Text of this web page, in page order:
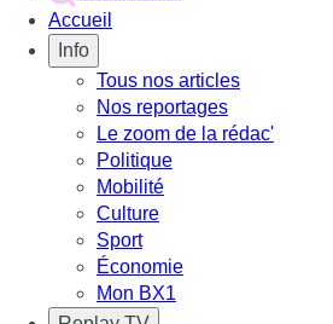
Accueil
Info
Tous nos articles
Nos reportages
Le zoom de la rédac'
Politique
Mobilité
Culture
Sport
Économie
Mon BX1